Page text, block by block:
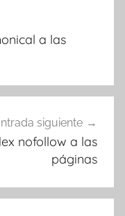
a las
siguiente
nofollow a las
páginas